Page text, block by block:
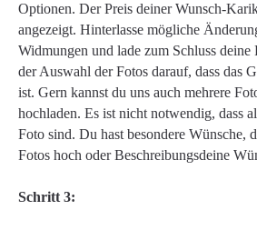
Optionen. Der Preis deiner Wunsch-
angezeigt. Hinterlasse mögliche
Widmungen und lade zum Schluss deine
der Auswahl der Fotos darauf, dass das
ist. Gern kannst du uns auch mehrere
hochladen. Es ist nicht notwendig, dass
Foto sind. Du hast besondere Wünsche,
Fotos hoch oder Beschreibungsdeine
Schritt 3: